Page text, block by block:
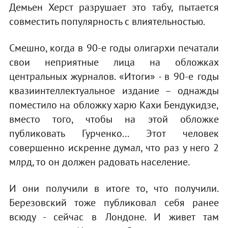
Демьен Херст разрушает это табу, пытается
совместить популярность с влиятельностью.
Смешно, когда в 90-е годы олигархи печатали
свои неприятные лица на обложках
центральных журналов. «Итоги» - в 90-е годы
квазиинтеллектуальное издание – однажды
поместило на обложку харю Кахи Бендукидзе,
вместо того, чтобы на этой обложке
публиковать Гурченко... Этот человек
совершенно искренне думал, что раз у него 2
млрд, то он должен радовать население.
И они получили в итоге то, что получили.
Березовский тоже публиковал себя ранее
всюду - сейчас в Лондоне. И живет там